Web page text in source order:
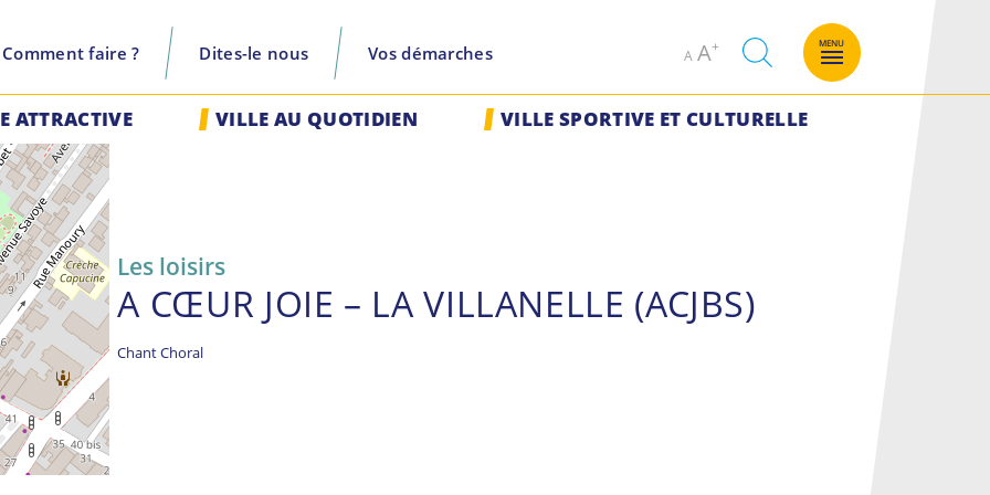
Comment faire ? Dites-le nous Vos démarches A
Decrease
font
AIncrease
size.
recherche
MENU
ATTRACTIVE VILLE AU QUOTIDIEN VILLE SPORTIVE ET CULTURELLE
Les loisirs
A CŒUR JOIE – LA VILLANELLE (ACJBS)
Chant Choral